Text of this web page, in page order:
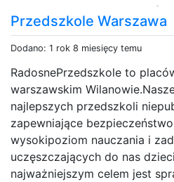
Przedszkole Warszawa
Dodano: 1 rok 8 miesięcy temu
RadosnePrzedszkole to
warszawskim
najlepszych przedszkoli
zapewniające
wysokipoziom nauczania i
uczęszczających do nas
najważniejszym celem jest